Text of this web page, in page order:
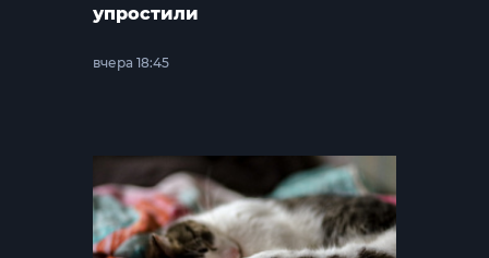
упростили
вчера 18:45